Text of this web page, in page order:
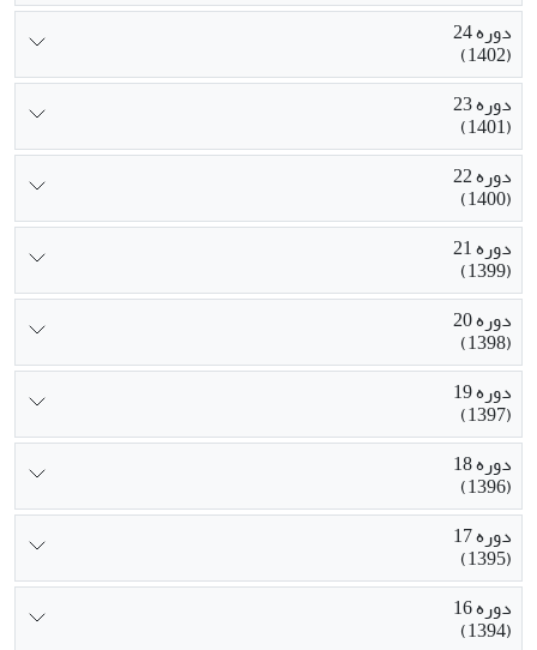
دوره 24
(1402)
دوره 23
(1401)
دوره 22
(1400)
دوره 21
(1399)
دوره 20
(1398)
دوره 19
(1397)
دوره 18
(1396)
دوره 17
(1395)
دوره 16
(1394)